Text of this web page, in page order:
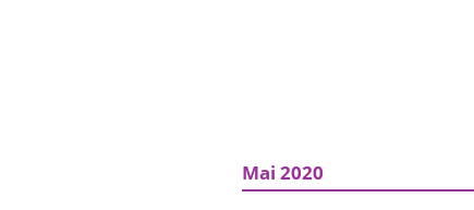
Mai 2020